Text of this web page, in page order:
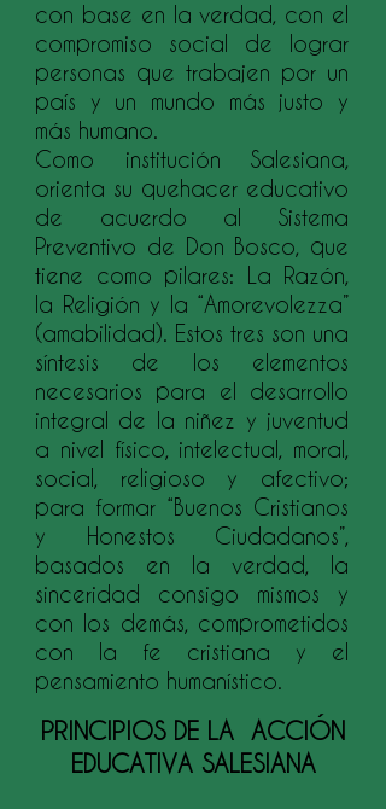
con base en la verdad, con el
compromiso social de lograr
personas que trabajen por un
país y un mundo más justo y
más humano.
Como institución Salesiana,
orienta su quehacer educativo
de acuerdo al Sistema
Preventivo de Don Bosco, que
tiene como pilares: La Razón,
la Religión y la “Amorevolezza”
(amabilidad). Estos tres son una
síntesis de los elementos
necesarios para el desarrollo
integral de la niñez y juventud
a nivel físico, intelectual, moral,
social, religioso y afectivo;
para formar “Buenos Cristianos
y Honestos Ciudadanos”,
basados en la verdad, la
sinceridad consigo mismos y
con los demás, comprometidos
con la fe cristiana y el
pensamiento humanístico.
PRINCIPIOS DE LA ACCIÓN
EDUCATIVA SALESIANA